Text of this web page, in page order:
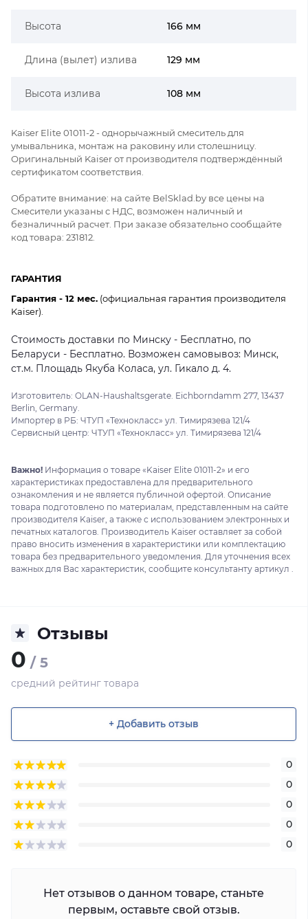
Высота 166 мм
Длина (вылет) излива 129 мм
Высота излива 108 мм
Kaiser Elite 01011-2 - однорычажный смеситель для
умывальника, монтаж на раковину или столешницу.
Оригинальный Kaiser от производителя подтверждённый
сертификатом соответствия.
Обратите внимание: на сайте BelSklad.by все цены на
Смесители указаны с НДС, возможен наличный и
безналичный расчет. При заказе обязательно сообщайте
код товара: 231812.
ГАРАНТИЯ
Гарантия - 12 мес. (официальная гарантия производителя
Kaiser).
Стоимость доставки по Минску - Бесплатно, по
Беларуси - Бесплатно. Возможен самовывоз: Минск,
ст.м. Площадь Якуба Коласа, ул. Гикало д. 4.
Изготовитель: OLAN-Haushaltsgerate. Eichborndamm 277, 13437
Berlin, Germany.
Импортер в РБ: ЧТУП «Технокласс» ул. Тимирязева 121/4
Сервисный центр: ЧТУП «Технокласс» ул. Тимирязева 121/4
Важно! Информация о товаре «Kaiser Elite 01011-2» и его
характеристиках предоставлена для предварительного
ознакомления и не является публичной офертой. Описание
товара подготовлено по материалам, представленным на сайте
производителя Kaiser, а также с использованием электронных и
печатных каталогов. Производитель Kaiser оставляет за собой
право вносить изменения в характеристики или комплектацию
товара без предварительного уведомления. Для уточнения всех
важных для Вас характеристик, сообщите консультанту артикул .
Отзывы
0 / 5
средний рейтинг товара
+ Добавить отзыв
0
0
0
0
0
Нет отзывов о данном товаре, станьте
первым, оставьте свой отзыв.